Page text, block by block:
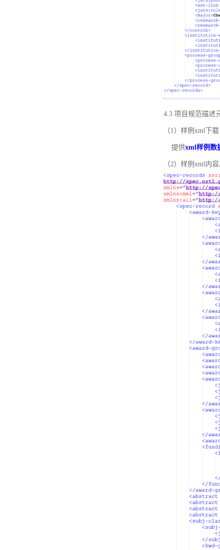
4.3 项目规范描述
（1）样例xml下载
提供xml样例数
（2）样例xml内